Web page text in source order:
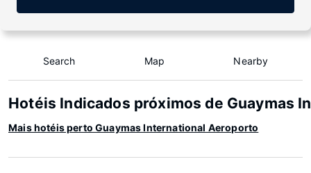
Search Map Nearby
Hotéis Indicados próximos de Guaymas
Mais hotéis perto Guaymas International Aeroporto